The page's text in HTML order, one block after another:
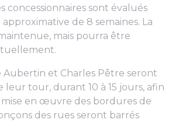
concessionnaires sont évalués
de 8 semaines. La
mais pourra être
Aubertin et Charles Pêtre seront
leur tour, durant 10 à 15 jours, afin
en œuvre des bordures de
des rues seront barrés